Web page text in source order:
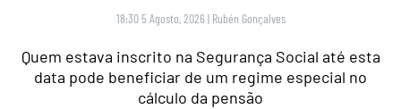
18:30 5 Agosto, 2026 | Rubén Gonçalves
Quem estava inscrito na Segurança Social até esta
data pode beneficiar de um regime especial no
cálculo da pensão